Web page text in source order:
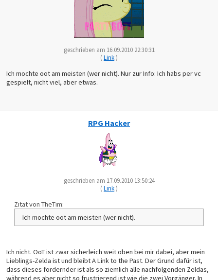
geschrieben am 16.09.2010 22:30:31
(Link)
Ich mochte oot am meisten (wer nicht). Nur zur Info: Ich habs per vc
gespielt, nicht viel, aber etwas.
RPG Hacker
geschrieben am 17.09.2010 13:50:24
(Link)
Zitat von TheTim:
Ich mochte oot am meisten (wer nicht).
Ich nicht. OoT ist zwar sicherleich weit oben bei mir dabei, aber mein
Lieblings-Zelda ist und bleibt A Link to the Past. Der Grund dafür ist,
dass dieses fordernder ist als so ziemlich alle nachfolgenden Zeldas,
während es aber nicht so frustrierend ist wie die zwei Vorgänger. In